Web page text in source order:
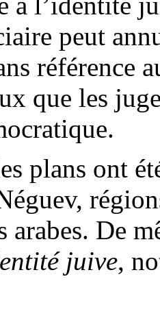
peut
référence
que les
plans ont
arabes. De
juive,